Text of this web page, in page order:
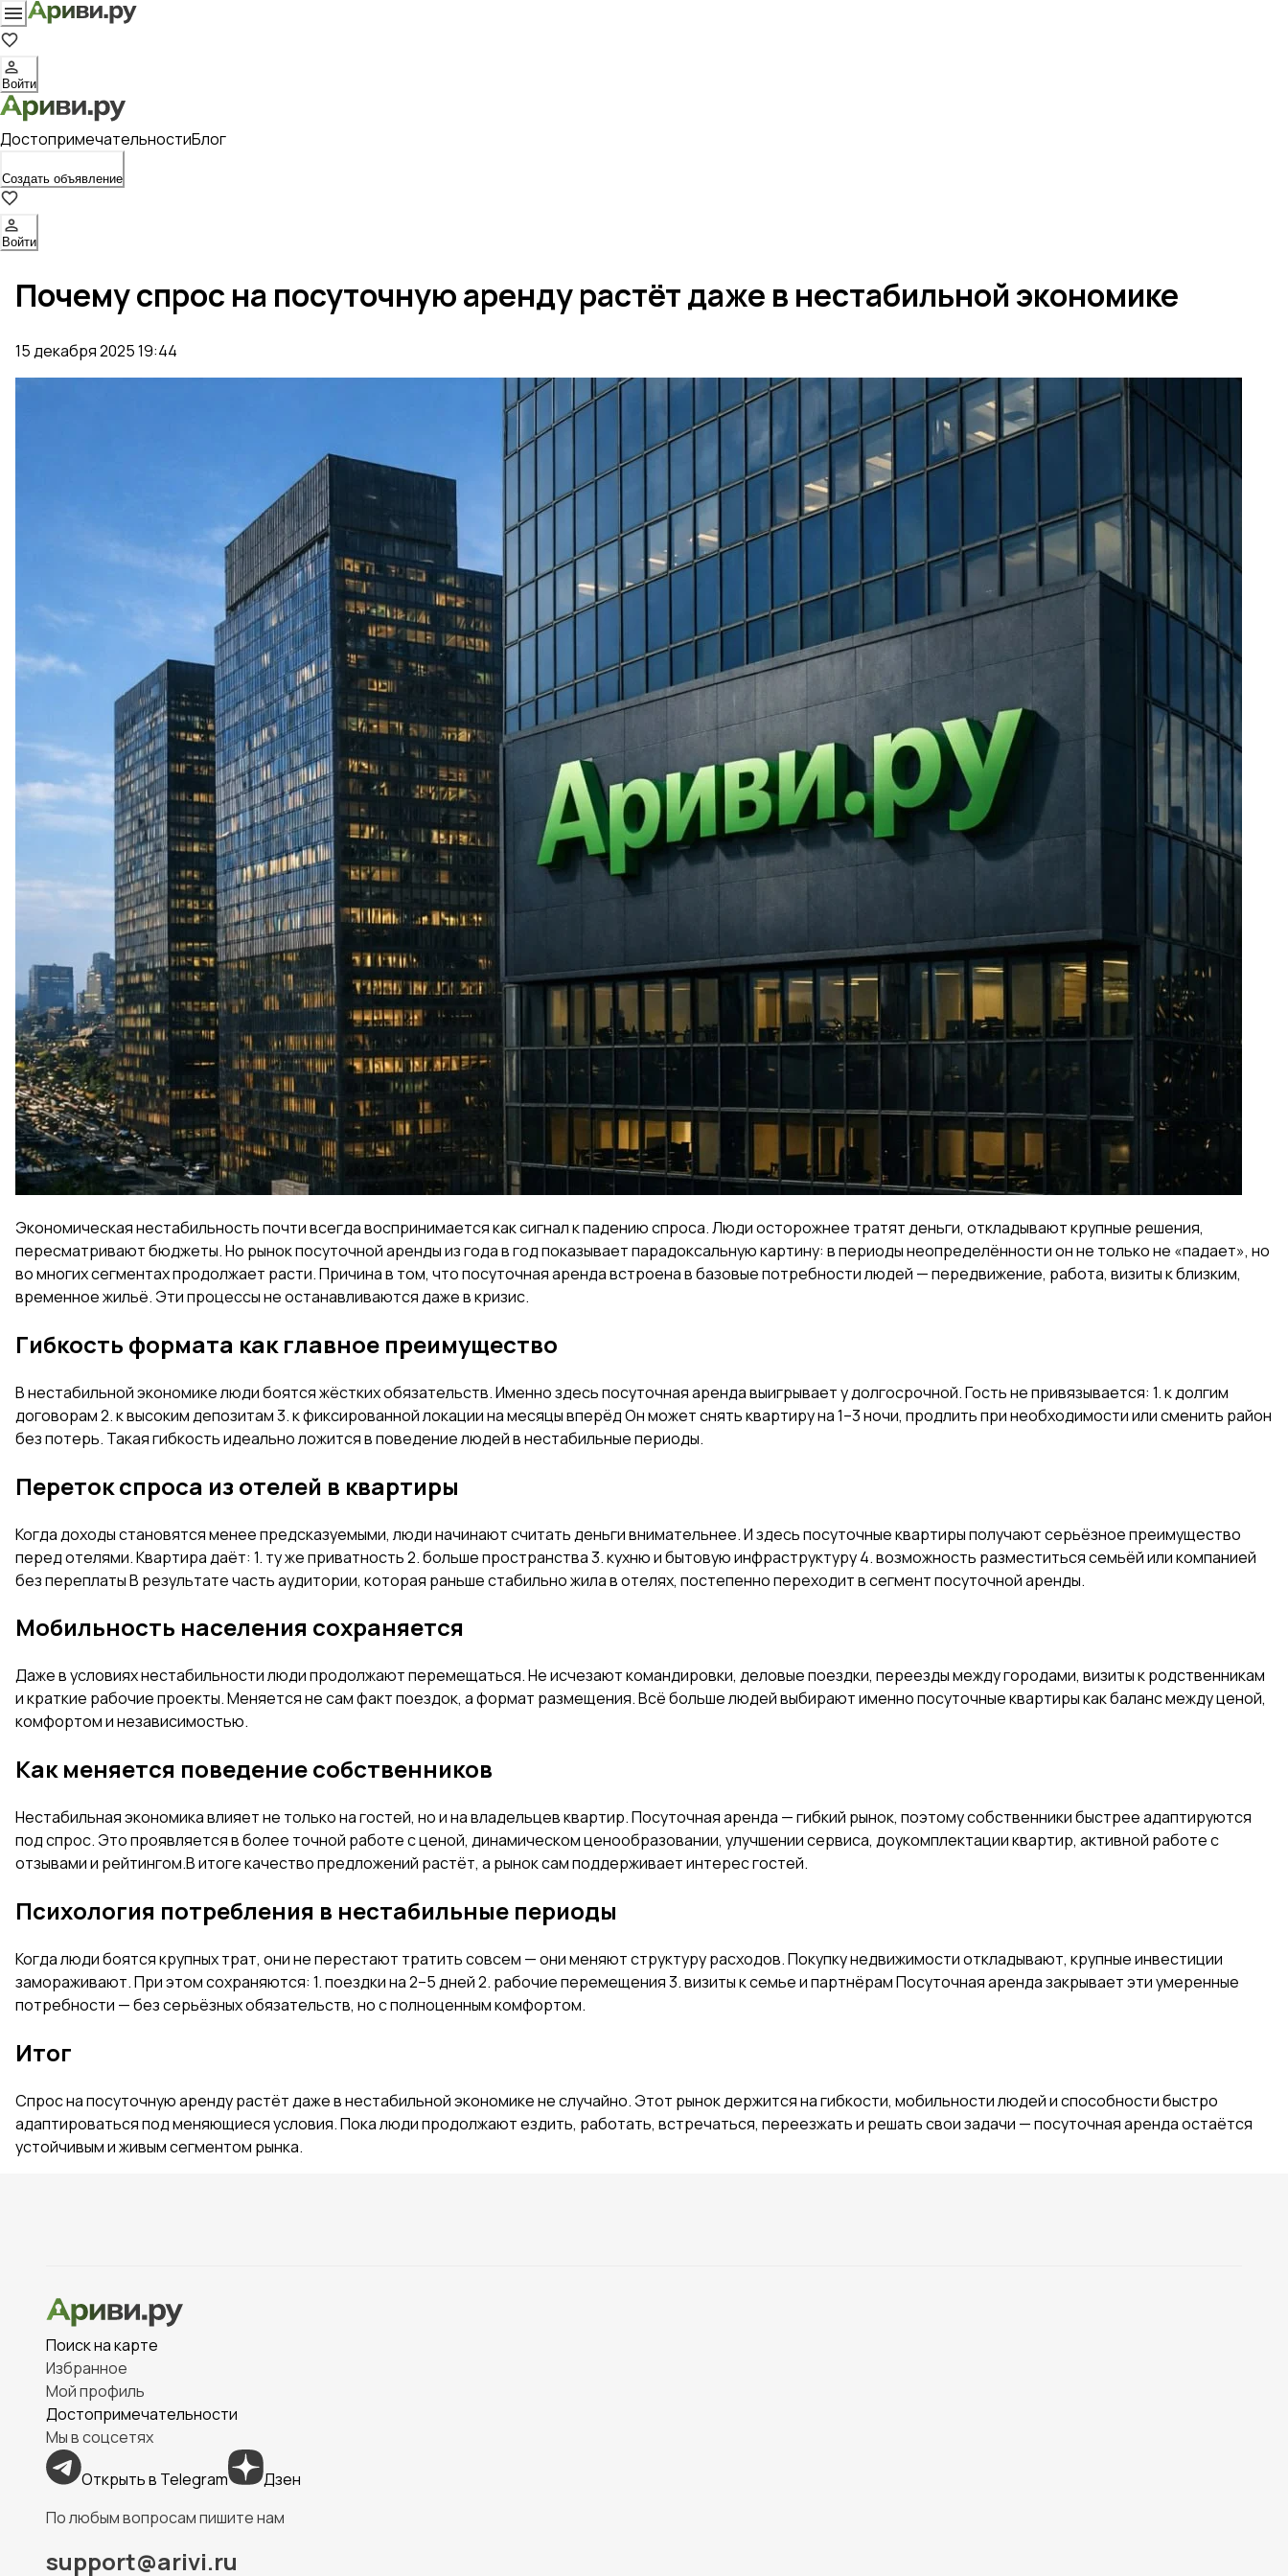
Войти
ДостопримечательностиБлог
Создать объявление
Войти
Почему спрос на посуточную аренду растёт даже в нестабильной экономике
15 декабря 2025 19:44
Экономическая нестабильность почти всегда воспринимается как сигнал к падению спроса. Люди осторожнее тратят деньги, откладывают крупные решения,
пересматривают бюджеты. Но рынок посуточной аренды из года в год показывает парадоксальную картину: в периоды неопределённости он не только не «падает», но
во многих сегментах продолжает расти. Причина в том, что посуточная аренда встроена в базовые потребности людей — передвижение, работа, визиты к близким,
временное жильё. Эти процессы не останавливаются даже в кризис.
Гибкость формата как главное преимущество
В нестабильной экономике люди боятся жёстких обязательств. Именно здесь посуточная аренда выигрывает у долгосрочной. Гость не привязывается: 1. к долгим
договорам 2. к высоким депозитам 3. к фиксированной локации на месяцы вперёд Он может снять квартиру на 1–3 ночи, продлить при необходимости или сменить район
без потерь. Такая гибкость идеально ложится в поведение людей в нестабильные периоды.
Переток спроса из отелей в квартиры
Когда доходы становятся менее предсказуемыми, люди начинают считать деньги внимательнее. И здесь посуточные квартиры получают серьёзное преимущество
перед отелями. Квартира даёт: 1. ту же приватность 2. больше пространства 3. кухню и бытовую инфраструктуру 4. возможность разместиться семьёй или компанией
без переплаты В результате часть аудитории, которая раньше стабильно жила в отелях, постепенно переходит в сегмент посуточной аренды.
Мобильность населения сохраняется
Даже в условиях нестабильности люди продолжают перемещаться. Не исчезают командировки, деловые поездки, переезды между городами, визиты к родственникам
и краткие рабочие проекты. Меняется не сам факт поездок, а формат размещения. Всё больше людей выбирают именно посуточные квартиры как баланс между ценой,
комфортом и независимостью.
Как меняется поведение собственников
Нестабильная экономика влияет не только на гостей, но и на владельцев квартир. Посуточная аренда — гибкий рынок, поэтому собственники быстрее адаптируются
под спрос. Это проявляется в более точной работе с ценой, динамическом ценообразовании, улучшении сервиса, доукомплектации квартир, активной работе с
отзывами и рейтингом.В итоге качество предложений растёт, а рынок сам поддерживает интерес гостей.
Психология потребления в нестабильные периоды
Когда люди боятся крупных трат, они не перестают тратить совсем — они меняют структуру расходов. Покупку недвижимости откладывают, крупные инвестиции
замораживают. При этом сохраняются: 1. поездки на 2–5 дней 2. рабочие перемещения 3. визиты к семье и партнёрам Посуточная аренда закрывает эти умеренные
потребности — без серьёзных обязательств, но с полноценным комфортом.
Итог
Спрос на посуточную аренду растёт даже в нестабильной экономике не случайно. Этот рынок держится на гибкости, мобильности людей и способности быстро
адаптироваться под меняющиеся условия. Пока люди продолжают ездить, работать, встречаться, переезжать и решать свои задачи — посуточная аренда остаётся
устойчивым и живым сегментом рынка.
Поиск на карте
Избранное
Мой профиль
Достопримечательности
Мы в соцсетях
Открыть в Telegram
Дзен
По любым вопросам пишите нам
support@arivi.ru